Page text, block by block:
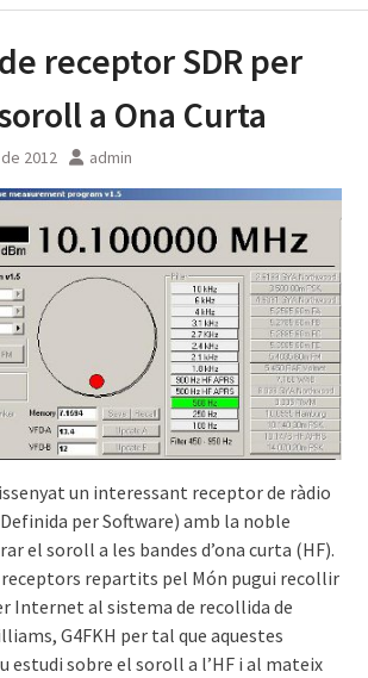
receptor SDR per
a Ona Curta
2012 admin
un interessant receptor de ràdio
per Software) amb la noble
el soroll a les bandes d’ona curta (HF).
receptors repartits pel Món pugui recollir
Internet al sistema de recollida de
G4FKH per tal que aquestes
estudi sobre el soroll a l’HF i al mateix